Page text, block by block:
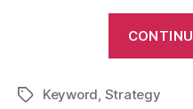
TagsKeyword, Strategy